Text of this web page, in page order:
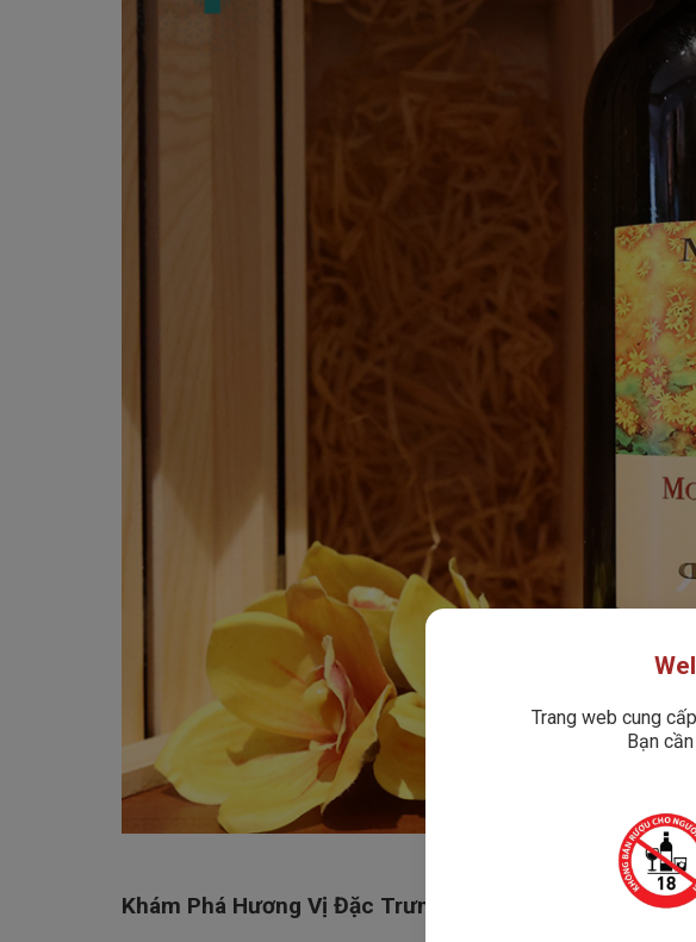
Khám Phá Hương Vị Đặc Trưng Của Rượu Vang Ngọt
Trang web cung
Bạn